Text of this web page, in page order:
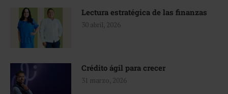
Lectura estratégica de las finanzas
30 abril, 2026
Crédito ágil para crecer
31 marzo, 2026